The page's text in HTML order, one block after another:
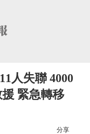
人失聯 4000
緊急轉移
分享